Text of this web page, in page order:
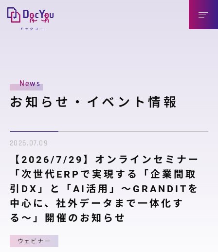
導入のメリット
導入企業様（送信側）
機能紹介
連携製品
料金プラン
導入サポート
News
お知らせ・イベント情報
2026.07.09
【2026/7/29】オンラインセミナー
「次世代ERPで実現する「企業間取
引DX」と「AI活用」〜GRANDITを
中心に、社外データまで一体化す
る〜」開催のお知らせ
ウェビナー